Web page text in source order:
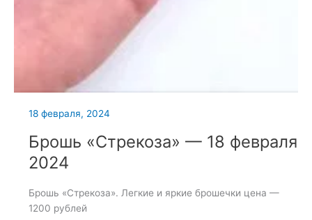
18 февраля, 2024
Брошь «Стрекоза» — 18 февраля
2024
Брошь «Стрекоза». Легкие и яркие брошечки цена —
1200 рублей